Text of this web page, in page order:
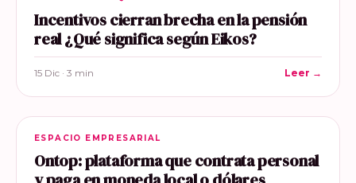
Incentivos cierran brecha en la pensión
real ¿Qué significa según Eikos?
15 Dic · 3 min Leer →
ESPACIO EMPRESARIAL
Ontop: plataforma que contrata personal